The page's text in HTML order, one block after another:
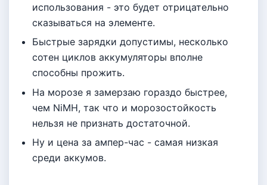
использования - это будет отрицательно
сказываться на элементе.
Быстрые зарядки допустимы, несколько
сотен циклов аккумуляторы вполне
способны прожить.
На морозе я замерзаю гораздо быстрее,
чем NiMH, так что и морозостойкость
нельзя не признать достаточной.
Ну и цена за ампер-час - самая низкая
среди аккумов.